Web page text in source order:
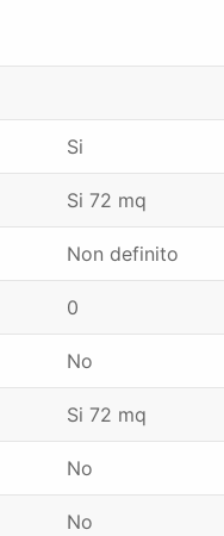
Si
Si 72 mq
Non definito
0
No
Si 72 mq
No
No